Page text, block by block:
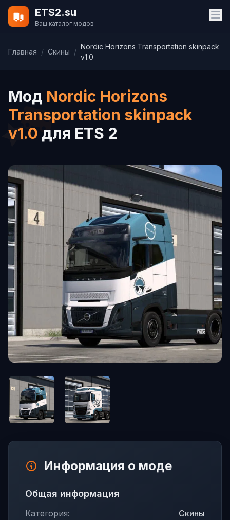
ETS2.su
Ваш каталог модов
Главная / Скины /
Nordic Horizons Transportation skinpack
v1.0
Мод Nordic Horizons
Transportation skinpack
v1.0 для ETS 2
Информация о моде
Общая информация
Категория:
Скины